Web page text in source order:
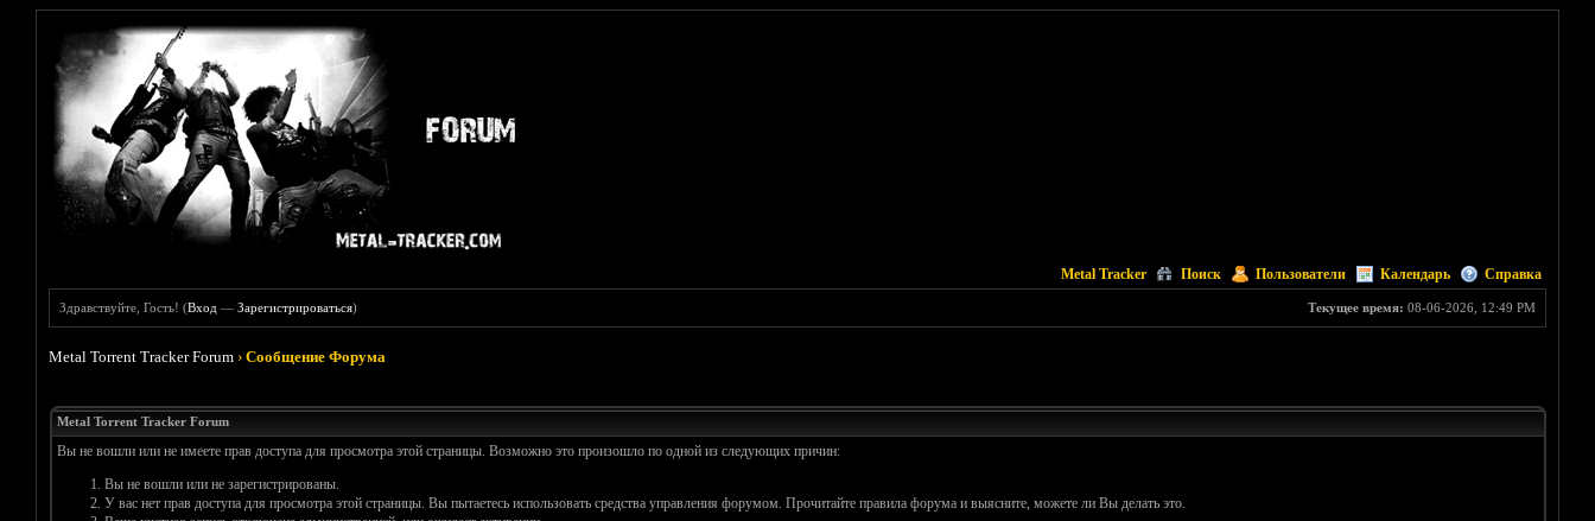
Metal Tracker Поиск Пользователи Календарь Справка
Текущее время: 08-06-2026, 12:49 PM
Здравствуйте, Гость! (Вход —Зарегистрироваться)
Metal Torrent Tracker Forum ›Сообщение Форума
Metal Torrent Tracker Forum
Вы не вошли или не имеете прав доступа для просмотра этой страницы. Возможно это произошло по одной из следующих причин:
Вы не вошли или не зарегистрированы.
У вас нет прав доступа для просмотра этой страницы. Вы пытаетесь использовать средства управления форумом. Прочитайте правила форума и выясните, можете ли Вы делать это.